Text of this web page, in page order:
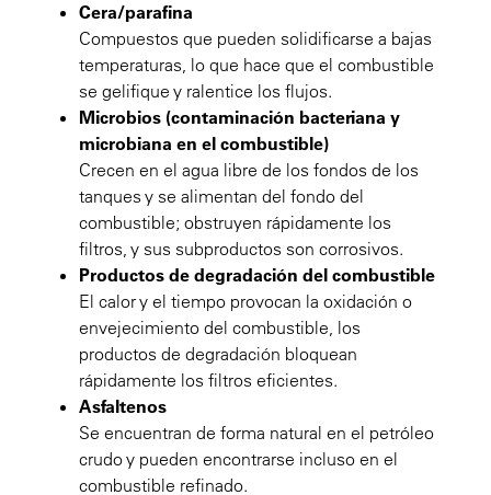
Cera/parafina
Compuestos que pueden solidificarse a bajas
temperaturas, lo que hace que el combustible
se gelifique y ralentice los flujos.
Microbios (contaminación bacteriana y
microbiana en el combustible)
Crecen en el agua libre de los fondos de los
tanques y se alimentan del fondo del
combustible; obstruyen rápidamente los
filtros, y sus subproductos son corrosivos.
Productos de degradación del combustible
El calor y el tiempo provocan la oxidación o
envejecimiento del combustible, los
productos de degradación bloquean
rápidamente los filtros eficientes.
Asfaltenos
Se encuentran de forma natural en el petróleo
crudo y pueden encontrarse incluso en el
combustible refinado.